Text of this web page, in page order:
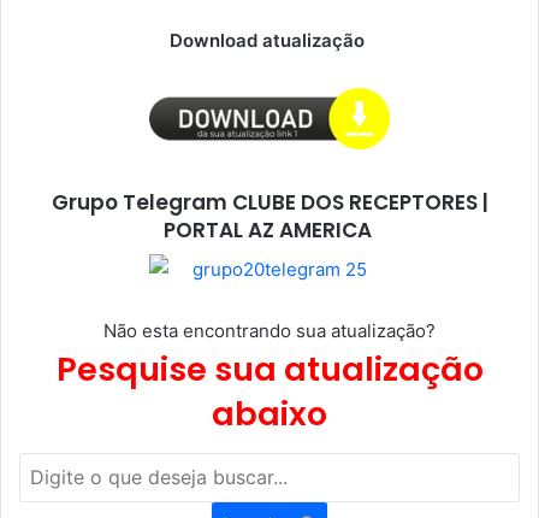
Download atualização
Grupo Telegram CLUBE DOS RECEPTORES |
PORTAL AZ AMERICA
Não esta encontrando sua atualização?
Pesquise sua atualização
abaixo